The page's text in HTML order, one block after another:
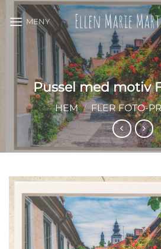
Skip
content
Pussel med motiv
HEM / FLER FOTO-